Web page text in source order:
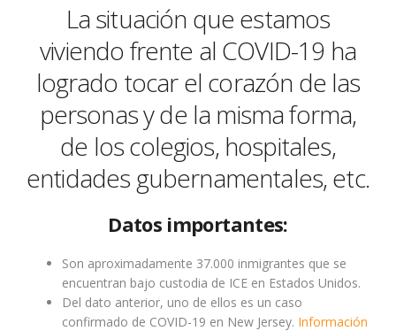
La situación que estamos
viviendo frente al COVID-19 ha
logrado tocar el corazón de las
personas y de la misma forma,
de los colegios, hospitales,
entidades gubernamentales, etc.
Datos importantes:
Son aproximadamente 37.000 inmigrantes que se
encuentran bajo custodia de ICE en Estados Unidos.
Del dato anterior, uno de ellos es un caso
confirmado de COVID-19 en New Jersey. Información